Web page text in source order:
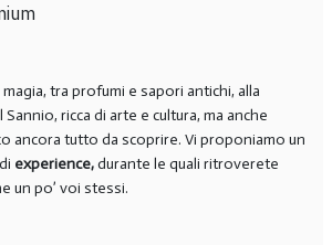
tra profumi e sapori antichi, alla
ricca di arte e cultura, ma anche
ancora tutto da scoprire. Vi proponiamo un
experience,durante le quali ritroverete
un po’ voi stessi.